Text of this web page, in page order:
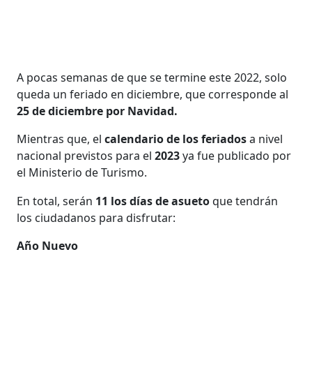
A pocas semanas de que se termine este 2022, solo
queda un feriado en diciembre, que corresponde al
25 de diciembre por Navidad.
Mientras que, elcalendario de los feriadosa nivel
nacional previstos para el2023ya fue publicado por
el Ministerio de Turismo.
En total, serán 11 los días de asuetoque tendrán
los ciudadanos para disfrutar:
Año Nuevo